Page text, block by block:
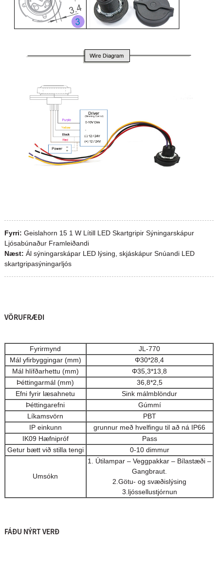
Fyrri: Geislahorn 15 1 W Lítill LED Skartgripir Sýningarskápur
Ljósabúnaður Framleiðandi
Næst: Ál sýningarskápar LED lýsing, skjáskápur Snúandi LED
skartgripasýningarljós
VÖRUFRÆÐI
Fyrirmynd
JL-770
Mál yfirbyggingar (mm)
Φ30*28,4
Mál hlífðarhettu (mm)
Φ35,3*13,8
Þéttingarmál (mm)
36,8*2,5
Efni fyrir læsahnetu
Sink málmblöndur
Þéttingarefni
Gúmmí
Líkamsvörn
PBT
IP einkunn
grunnur með hvelfingu til að ná IP66
IK09 Hæfnipróf
Pass
Getur bætt við stilla tengi
0-10 dimmur
Umsókn
1. Útilampar – Veggpakkar – Bílastæði –
Gangbraut.
2.Götu- og svæðislýsing
3.ljóssellustjórnun
FÁÐU NÝRT VERÐ